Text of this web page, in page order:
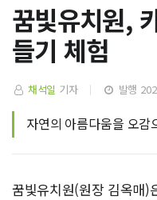
꿈빛유치원,
들기 체험
채석일 기자 발행
자연의 아름다움을 오
꿈빛유치원(원장 김옥매)